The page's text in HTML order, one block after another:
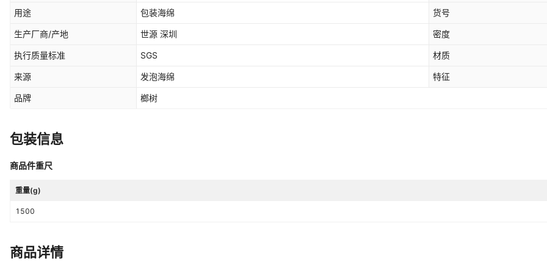
用途 包装海绵 货号
生产厂商/产地 世源 深圳 密度
执行质量标准 SGS 材质
来源 发泡海绵 特征
品牌 榔树
包装信息
商品件重尺
重量(g)
1500
商品详情